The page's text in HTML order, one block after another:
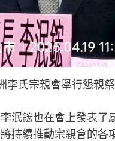
李氏宗親會舉行懇親
泯鋐也在會上發表
持續推動宗親會的